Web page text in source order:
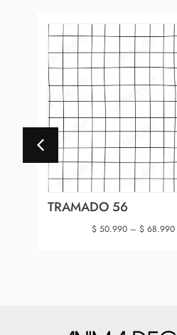
TRAMADO 56
$ 50.990 – $ 68.990